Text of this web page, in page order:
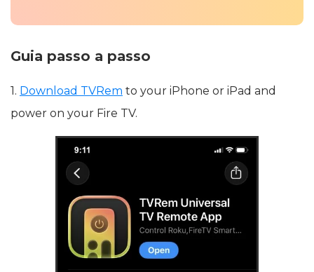
Guia passo a passo
1. Download TVRem to your iPhone or iPad and
power on your Fire TV.